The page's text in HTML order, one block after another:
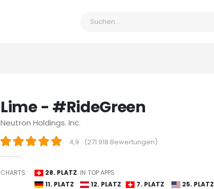
Lime - #RideGreen
Neutron Holdings. Inc.
4,9 (271.918 Bewertungen)
CHARTS: 28. PLATZ IN TOP APPS
11. PLATZ
12. PLATZ 7. PLATZ 25. PLATZ